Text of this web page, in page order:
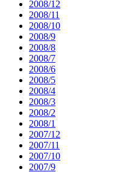
2008/12
2008/11
2008/10
2008/9
2008/8
2008/7
2008/6
2008/5
2008/4
2008/3
2008/2
2008/1
2007/12
2007/11
2007/10
2007/9